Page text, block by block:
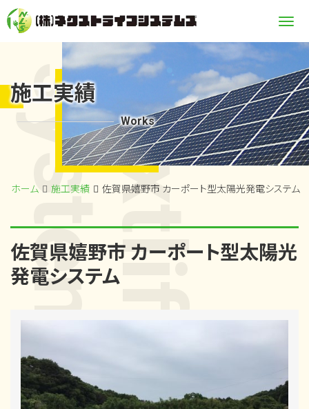
施工実績
Works
ホーム 施工実績 佐賀県嬉野市 カーポート型太陽光発電システム
佐賀県嬉野市 カーポート型太陽光
発電システムnextlife
systems